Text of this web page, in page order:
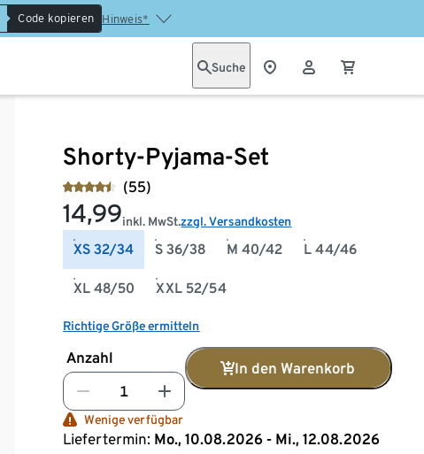
Code kopieren Hinweis*
Suche
Shorty-Pyjama-Set
(55)
14,99inkl. MwSt.zzgl. Versandkosten
XS 32/34 S 36/38 M 40/42 L 44/46
XL 48/50 XXL 52/54
Richtige Größe ermitteln
Anzahl
In den Warenkorb
Wenige verfügbar
Liefertermin: Mo., 10.08.2026 - Mi., 12.08.2026